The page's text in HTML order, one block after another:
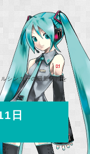
シンガーの最新情報を
日